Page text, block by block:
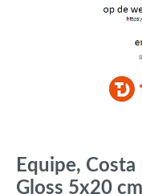
Equipe, Costa
Gloss 5x20